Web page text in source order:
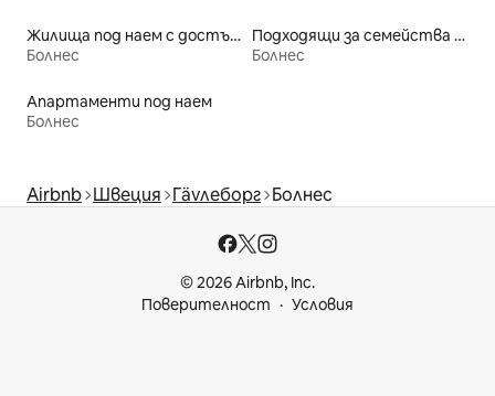
Жилища под наем с достъп до езеро
Болнес
Подходящи за семейства места под наем
Болнес
Апартаменти под наем
Болнес
Airbnb Швеция Гävлеборг Болнес
© 2026 Airbnb, Inc.
Поверителност
Условия